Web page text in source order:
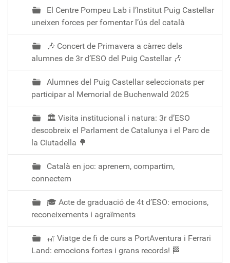
El Centre Pompeu Lab i l’Institut Puig Castellar
uneixen forces per fomentar l’ús del català
🎶 Concert de Primavera a càrrec dels
alumnes de 3r d’ESO del Puig Castellar 🎶
Alumnes del Puig Castellar seleccionats per
participar al Memorial de Buchenwald 2025
🏛️ Visita institucional i natura: 3r d’ESO
descobreix el Parlament de Catalunya i el Parc de
la Ciutadella 🌳
Català en joc: aprenem, compartim,
connectem
🎓 Acte de graduació de 4t d’ESO: emocions,
reconeixements i agraïments
🎢 Viatge de fi de curs a PortAventura i Ferrari
Land: emocions fortes i grans records! 🏁